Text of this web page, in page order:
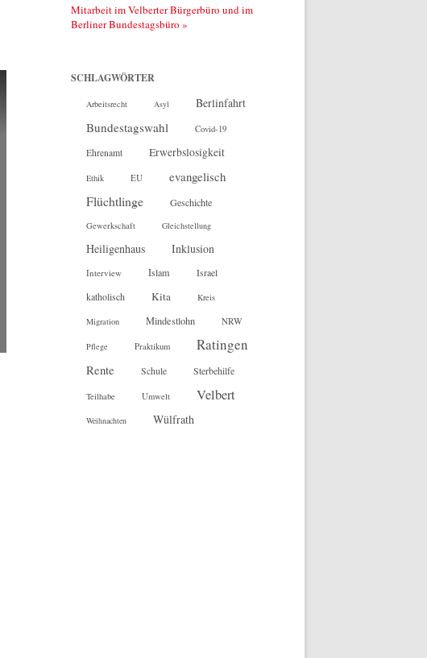
Mitarbeit im Velberter Bürgerbüro und im
Berliner Bundestagsbüro »
SCHLAGWÖRTER
Arbeitsrecht Asyl Berlinfahrt
Bundestagswahl Covid-19
Ehrenamt Erwerbslosigkeit
Ethik EU evangelisch
Flüchtlinge Geschichte
Gewerkschaft Gleichstellung
Heiligenhaus Inklusion
Interview Islam Israel
katholisch Kita Kreis
Migration Mindestlohn NRW
Pflege Praktikum Ratingen
Rente Schule Sterbehilfe
Teilhabe Umwelt Velbert
Weihnachten Wülfrath